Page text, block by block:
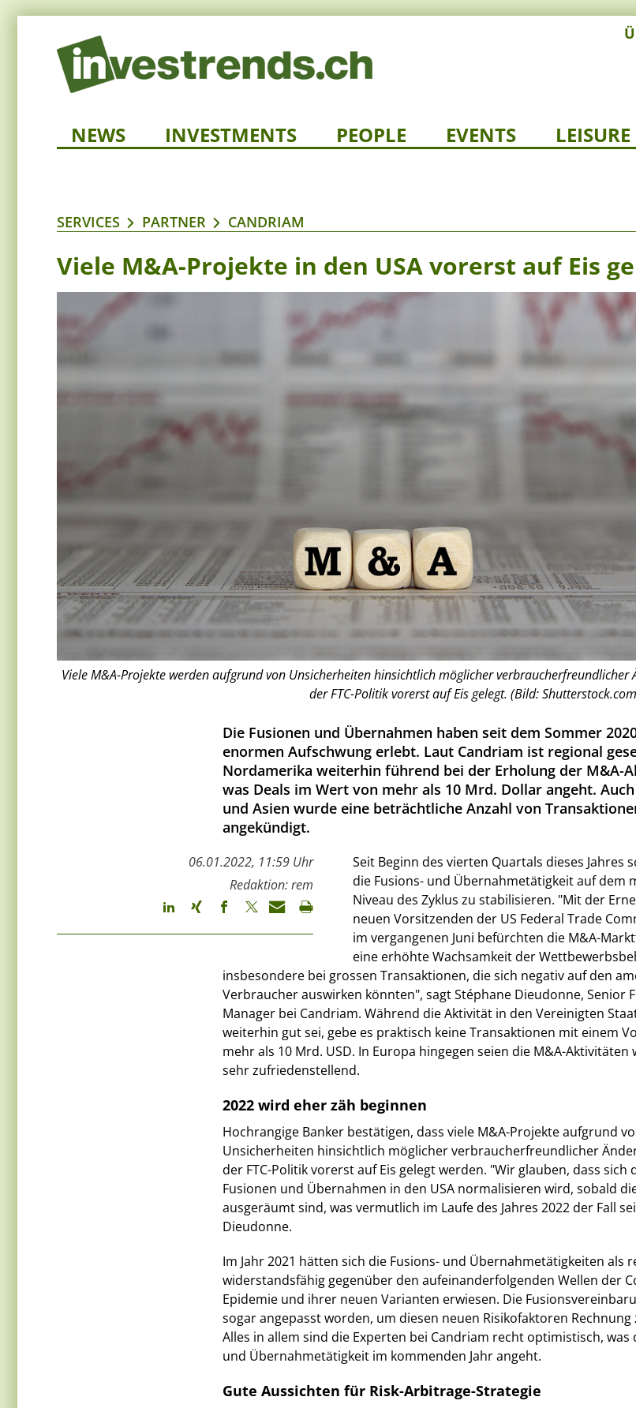
NEWS INVESTMENTS PEOPLE EVENTS LEISURE
SERVICES PARTNER CANDRIAM
Viele M&A-Projekte in den USA vorerst auf Eis
Viele M&A-Projekte werden aufgrund von Unsicherheiten hinsichtlich möglicher verbraucherfreundlicher
der FTC-Politik vorerst auf Eis gelegt. (Bild:
Die Fusionen und Übernahmen haben seit dem Sommer
enormen Aufschwung erlebt. Laut Candriam ist regional
Nordamerika weiterhin führend bei der Erholung der M&A-
was Deals im Wert von mehr als 10 Mrd. Dollar angeht.
und Asien wurde eine beträchtliche Anzahl von
angekündigt.
06.01.2022, 11:59 Uhr
Redaktion: rem
Seit Beginn des vierten Quartals dieses Jahres
die Fusions- und Übernahmetätigkeit auf dem
Niveau des Zyklus zu stabilisieren. "Mit der
neuen Vorsitzenden der US Federal Trade
im vergangenen Juni befürchten die M&A-
eine erhöhte Wachsamkeit der
insbesondere bei grossen Transaktionen, die sich negativ auf den
Verbraucher auswirken könnten", sagt Stéphane Dieudonne, Senior
Manager bei Candriam. Während die Aktivität in den Vereinigten
weiterhin gut sei, gebe es praktisch keine Transaktionen mit einem
mehr als 10 Mrd. USD. In Europa hingegen seien die M&A-Aktivitäten
sehr zufriedenstellend.
2022 wird eher zäh beginnen
Hochrangige Banker bestätigen, dass viele M&A-Projekte aufgrund
Unsicherheiten hinsichtlich möglicher verbraucherfreundlicher
der FTC-Politik vorerst auf Eis gelegt werden. "Wir glauben, dass sich
Fusionen und Übernahmen in den USA normalisieren wird, sobald
ausgeräumt sind, was vermutlich im Laufe des Jahres 2022 der Fall
Dieudonne.
Im Jahr 2021 hätten sich die Fusions- und Übernahmetätigkeiten als
widerstandsfähig gegenüber den aufeinanderfolgenden Wellen der
Epidemie und ihrer neuen Varianten erwiesen. Die
sogar angepasst worden, um diesen neuen Risikofaktoren Rechnung
Alles in allem sind die Experten bei Candriam recht optimistisch, was
und Übernahmetätigkeit im kommenden Jahr angeht.
Gute Aussichten für Risk-Arbitrage-Strategie